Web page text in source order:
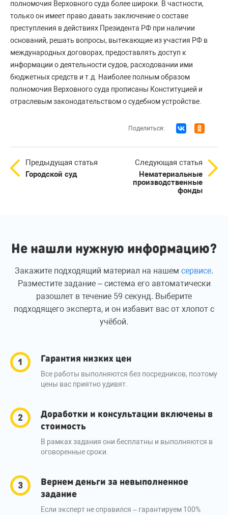
полномочия Верховного суда более широки. В частности,
только он имеет право давать заключение о составе
преступления в действиях Президента РФ при наличии
оснований, решать вопросы, вытекающие из участия РФ в
международных договорах, предоставлять доступ к
информации о деятельности судов, расходовании ими
бюджетных средств и т.д. Наиболее полным образом
полномочия Верховного суда прописаны Конституцией и
отраслевым законодательством о судебном устройстве.
Поделиться:
Предыдущая статья
Городской суд
Следующая статья
Нематериальные
производственные
фонды
Не нашли нужную информацию?
Закажите подходящий материал на нашем сервисе.
Разместите задание – система его автоматически
разошлет в течение 59 секунд. Выберите
подходящего эксперта, и он избавит вас от хлопот с
учёбой.
Гарантия низких цен
Все работы выполняются без посредников, поэтому
цены вас приятно удивят.
Доработки и консультации включены в
стоимость
В рамках задания они бесплатны и выполняются в
оговоренные сроки.
Вернем деньги за невыполненное
задание
Если эксперт не справился – гарантируем 100%